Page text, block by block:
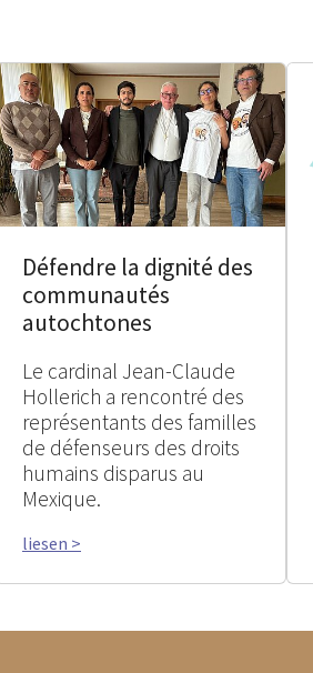
Défendre la dignité des
communautés
autochtones
Le cardinal Jean-Claude
Hollerich a rencontré des
représentants des familles
de défenseurs des droits
humains disparus au
Mexique.
liesen >